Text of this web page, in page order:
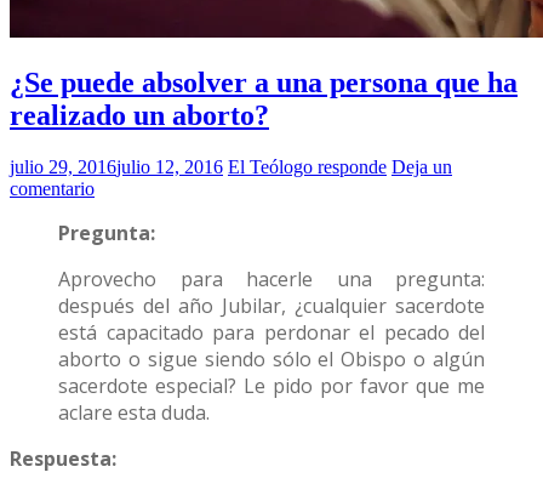
¿Se puede absolver a una persona que ha
realizado un aborto?
julio 29, 2016julio 12, 2016 El Teólogo responde Deja un
comentario
Pregunta:
Aprovecho para hacerle una pregunta:
después del año Jubilar, ¿cualquier sacerdote
está capacitado para perdonar el pecado del
aborto o sigue siendo sólo el Obispo o algún
sacerdote especial? Le pido por favor que me
aclare esta duda.
Respuesta: